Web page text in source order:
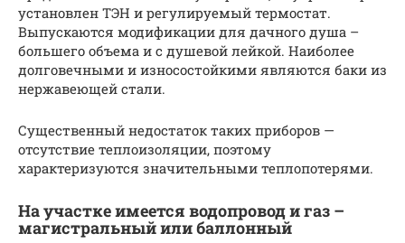
установлен ТЭН и регулируемый термостат.
Выпускаются модификации для дачного душа –
большего объема и с душевой лейкой. Наиболее
долговечными и износостойкими являются баки из
нержавеющей стали.
Существенный недостаток таких приборов —
отсутствие теплоизоляции, поэтому
характеризуются значительными теплопотерями.
На участке имеется водопровод и газ –
магистральный или баллонный